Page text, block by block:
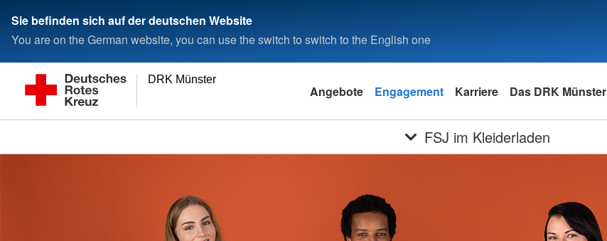
Sie befinden sich auf der deutschen Website
You are on the German website, you can use the switch to switch to the English one
DRK Münster
Angebote Engagement Karriere Das DRK Münster
FSJ im Kleiderladen